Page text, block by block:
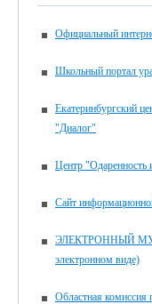
Официальный
Школьный портал
Екатеринбургский
"Диалог"
Центр "Одаренность
Сайт
ЭЛЕКТРОННЫЙ
электронном виде)
Областная комиссия